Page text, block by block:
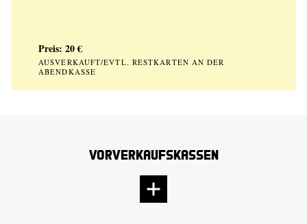
Preis: 20 €
AUSVERKAUFT/EVTL. RESTKARTEN AN DER
ABENDKASSE
Vorverkaufskassen